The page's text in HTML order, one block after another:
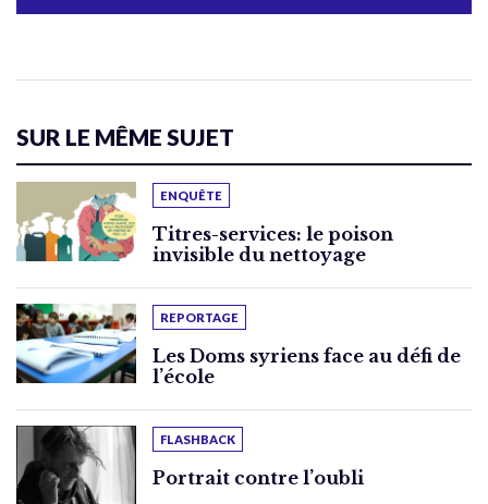
SUR LE MÊME SUJET
ENQUÊTE
Titres-services: le poison
invisible du nettoyage
REPORTAGE
Les Doms syriens face au défi de
l’école
FLASHBACK
Portrait contre l’oubli